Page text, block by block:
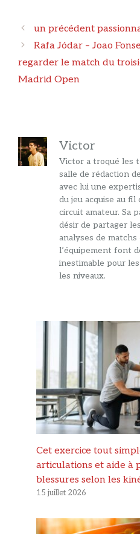
Navigation
des
un précédent
Rafa Jódar – Joao
regarder le match du
Madrid Open
Victor
Victor a troqué les
salle de rédaction
avec lui une
du jeu acquise au fil
circuit amateur. Sa
désir de partager
analyses de
l’équipement font
inestimable pour
les niveaux.
Cet exercice tout
articulations et aide à
blessures selon les
15 juillet 2026